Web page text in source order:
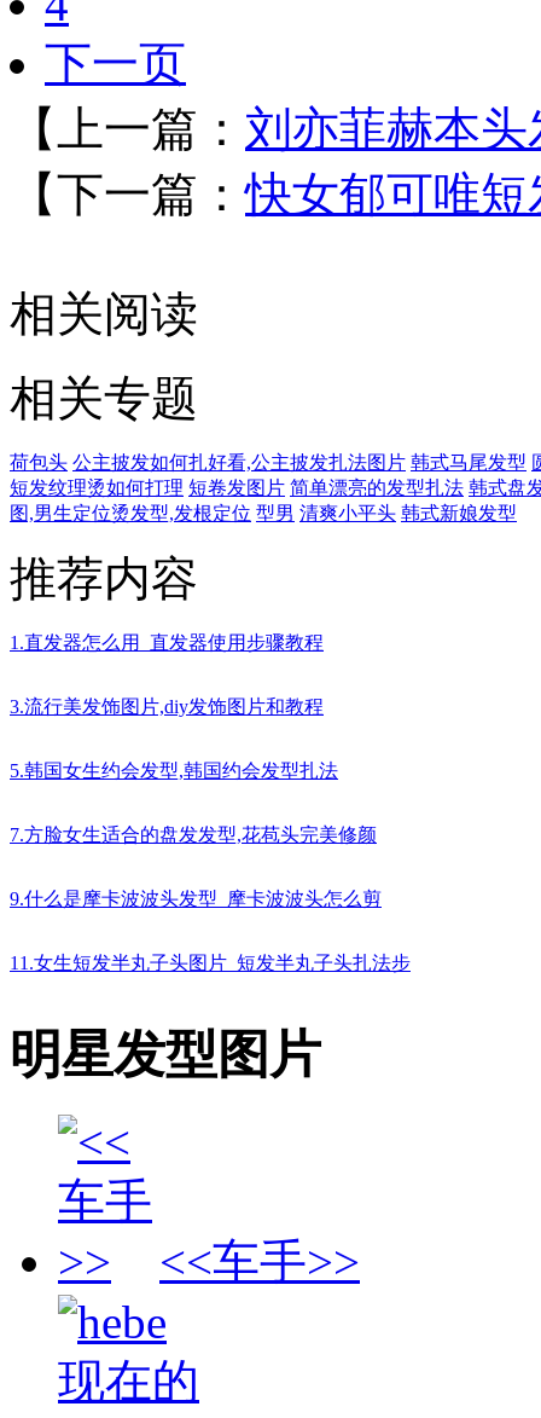
下一页
【上一篇： 刘亦菲赫本
【下一篇：快女郁可唯
相关阅读
相关专题
荷包头 公主披发如何扎好看,公主披发扎法图片 韩式马尾发型
短发纹理烫如何打理 短卷发图片 简单漂亮的发型扎法 韩式盘
图,男生定位烫发型,发根定位 型男 清爽小平头 韩式新娘发型
推荐内容
1.直发器怎么用_直发器使用步骤教程
3.流行美发饰图片,diy发饰图片和教程
5.韩国女生约会发型,韩国约会发型扎法
7.方脸女生适合的盘发发型,花苞头完美修颜
9.什么是摩卡波波头发型_摩卡波波头怎么剪
11.女生短发半丸子头图片_短发半丸子头扎法步
明星发型图片
<<车手>>